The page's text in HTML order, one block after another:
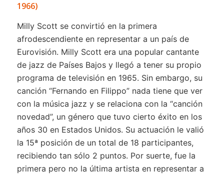
1966)
Milly Scott se convirtió en la primera
afrodescendiente en representar a un país de
Eurovisión. Milly Scott era una popular cantante
de jazz de Países Bajos y llegó a tener su propio
programa de televisión en 1965. Sin embargo, su
canción “Fernando en Filippo” nada tiene que ver
con la música jazz y se relaciona con la “canción
novedad”, un género que tuvo cierto éxito en los
años 30 en Estados Unidos. Su actuación le valió
la 15ª posición de un total de 18 participantes,
recibiendo tan sólo 2 puntos. Por suerte, fue la
primera pero no la última artista en representar a